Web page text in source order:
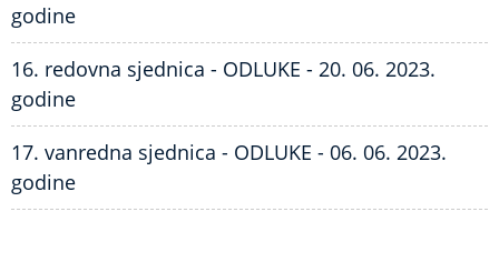
godine
16. redovna sjednica - ODLUKE - 20. 06. 2023.
godine
17. vanredna sjednica - ODLUKE - 06. 06. 2023.
godine